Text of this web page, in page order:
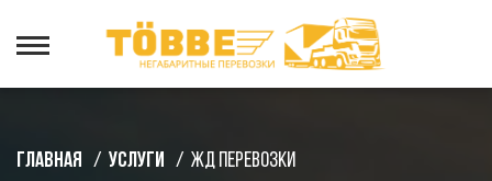
Главная / Услуги / ЖД перевозки